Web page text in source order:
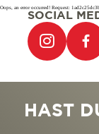
Oops, an error occurred! Request:
SOCIAL
HAST